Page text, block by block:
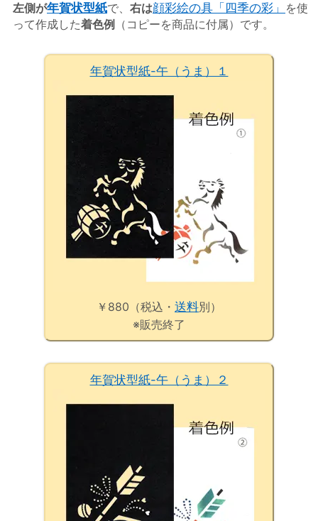
左側が年賀状型紙で、 右は顔彩絵の具「四季の彩」 を使
って作成した着色例 （コピーを商品に付属）です。
年賀状型紙-午（うま）１
￥880（税込・ 送料別）
※販売終了
年賀状型紙-午（うま）２